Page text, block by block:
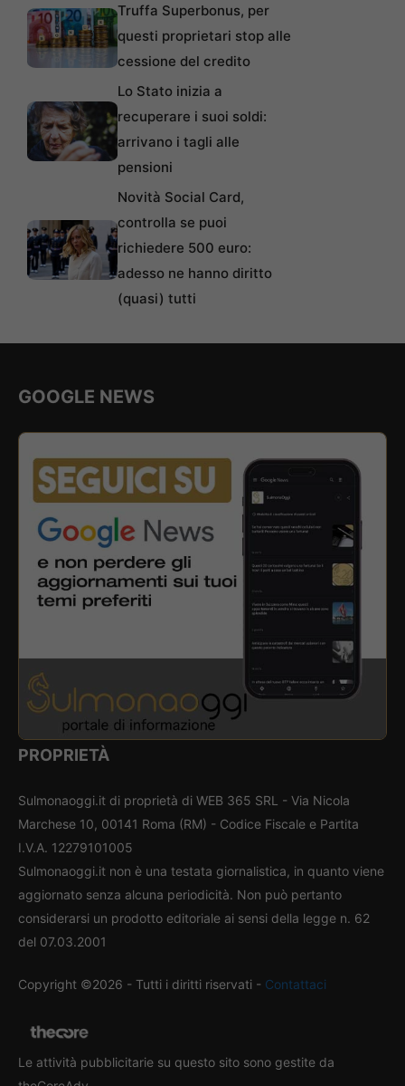
Truffa Superbonus, per
questi proprietari stop alle
cessione del credito
Lo Stato inizia a
recuperare i suoi soldi:
arrivano i tagli alle
pensioni
Novità Social Card,
controlla se puoi
richiedere 500 euro:
adesso ne hanno diritto
(quasi) tutti
GOOGLE NEWS
PROPRIETÀ
Sulmonaoggi.it di proprietà di WEB 365 SRL - Via Nicola
Marchese 10, 00141 Roma (RM) - Codice Fiscale e Partita
I.V.A. 12279101005
Sulmonaoggi.it non è una testata giornalistica, in quanto viene
aggiornato senza alcuna periodicità. Non può pertanto
considerarsi un prodotto editoriale ai sensi della legge n. 62
del 07.03.2001
Copyright ©2026 - Tutti i diritti riservati - Contattaci
Le attività pubblicitarie su questo sito sono gestite da